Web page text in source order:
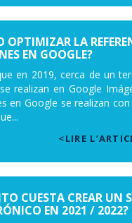
OPTIMIZAR LA
EN GOOGLE?
en 2019, cerca de un
realizan en Google
en Google se realizan
<LIRE
CUESTA CREAR UN
EN 2021 / 2022?